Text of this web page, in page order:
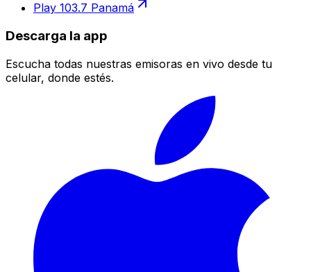
Play 103.7 Panamá
Descarga la app
Escucha todas nuestras emisoras en vivo desde tu
celular, donde estés.